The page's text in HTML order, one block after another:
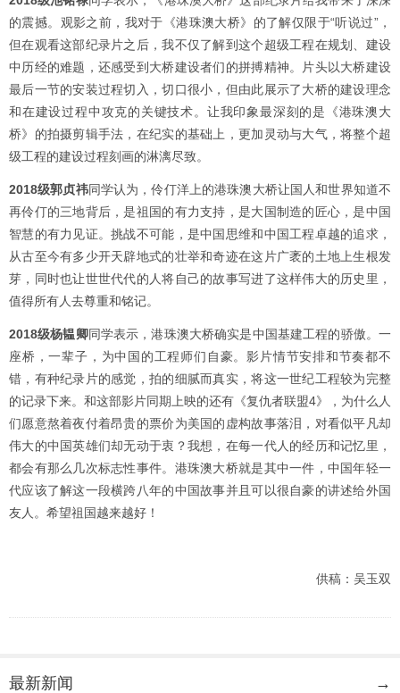
的震撼。观影之前，我对于《港珠澳大桥》的了解仅限于“听说过”，
但在观看这部纪录片之后，我不仅了解到这个超级工程在规划、建设
中历经的难题，还感受到大桥建设者们的拼搏精神。片头以大桥建设
最后一节的安装过程切入，切口很小，但由此展示了大桥的建设理念
和在建设过程中攻克的关键技术。让我印象最深刻的是《港珠澳大
桥》的拍摄剪辑手法，在纪实的基础上，更加灵动与大气，将整个超
级工程的建设过程刻画的淋漓尽致。
2018级郭贞祎同学认为，伶仃洋上的港珠澳大桥让国人和世界知道不
再伶仃的三地背后，是祖国的有力支持，是大国制造的匠心，是中国
智慧的有力见证。挑战不可能，是中国思维和中国工程卓越的追求，
从古至今有多少开天辟地式的壮举和奇迹在这片广袤的土地上生根发
芽，同时也让世世代代的人将自己的故事写进了这样伟大的历史里，
值得所有人去尊重和铭记。
2018级杨韫卿同学表示，港珠澳大桥确实是中国基建工程的骄傲。一
座桥，一辈子，为中国的工程师们自豪。影片情节安排和节奏都不
错，有种纪录片的感觉，拍的细腻而真实，将这一世纪工程较为完整
的记录下来。和这部影片同期上映的还有《复仇者联盟4》，为什么人
们愿意熬着夜付着昂贵的票价为美国的虚构故事落泪，对看似平凡却
伟大的中国英雄们却无动于衷？我想，在每一代人的经历和记忆里，
都会有那么几次标志性事件。港珠澳大桥就是其中一件，中国年轻一
代应该了解这一段横跨八年的中国故事并且可以很自豪的讲述给外国
友人。希望祖国越来越好！
供稿：吴玉双
最新新闻 →